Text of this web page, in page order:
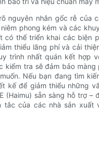
nguyên nhân gốc rễ của
phong kém và các
có thể triển khai các biện
thiểu lãng phí và cải
trình nhất quán kết hợp
kiểm tra sẽ đảm bảo màng
Nếu bạn đang tìm
kế để giảm thiểu những
(Haimu) sẵn sàng hỗ trợ –
tắc của các nhà sản xuất